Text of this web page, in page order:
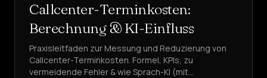
Callcenter-Terminkosten:
Berechnung & KI-Einfluss
Praxisleitfaden zur Messung und Reduzierung von
Callcenter-Terminkosten. Formel, KPIs, zu
vermeidende Fehler & wie Sprach-KI (mit